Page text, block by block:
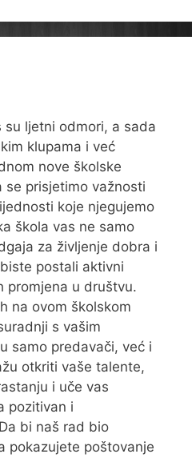
su ljetni odmori, a sada
klupama i već
nove školske
se prisjetimo važnosti
koje njegujemo
škola vas ne samo
za življenje dobra i
postali aktivni
promjena u društvu.
na ovom školskom
s vašim
samo predavači, već i
otkriti vaše talente,
i uče vas
pozitivan i
bi naš rad bio
pokazujete poštovanje